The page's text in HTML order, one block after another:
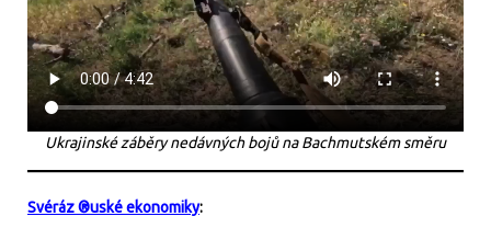
Ukrajinské záběry nedávných bojů na Bachmutském směru
Svéráz ®uské ekonomiky: